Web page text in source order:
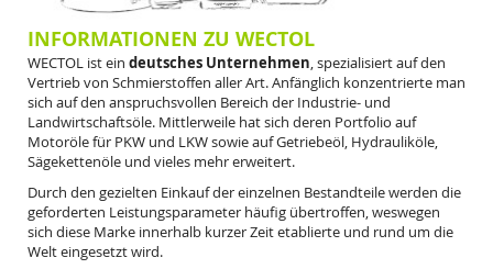
INFORMATIONEN ZU WECTOL
WECTOL ist ein deutsches Unternehmen, spezialisiert auf den
Vertrieb von Schmierstoffen aller Art. Anfänglich konzentrierte man
sich auf den anspruchsvollen Bereich der Industrie- und
Landwirtschaftsöle. Mittlerweile hat sich deren Portfolio auf
Motoröle für PKW und LKWsowie aufGetriebeöl, Hydrauliköle,
Sägekettenöle und vieles mehr erweitert.
Durch den gezielten Einkauf der einzelnen Bestandteile werden die
geforderten Leistungsparameter häufig übertroffen, weswegen
sich diese Marke innerhalb kurzer Zeit etablierte und rund um die
Welt eingesetzt wird.